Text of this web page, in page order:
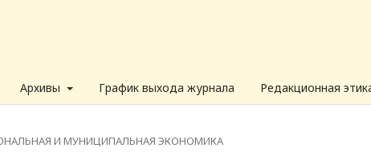
Архивы График выхода журнала Редакционная
И МУНИЦИПАЛЬНАЯ ЭКОНОМИКА